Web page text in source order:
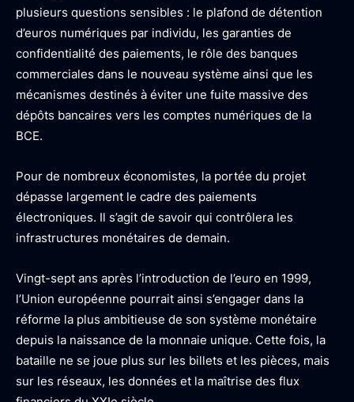
plusieurs questions sensibles : le plafond de détention
d’euros numériques par individu, les garanties de
confidentialité des paiements, le rôle des banques
commerciales dans le nouveau système ainsi que les
mécanismes destinés à éviter une fuite massive des
dépôts bancaires vers les comptes numériques de la
BCE.
Pour de nombreux économistes, la portée du projet
dépasse largement le cadre des paiements
électroniques. Il s’agit de savoir qui contrôlera les
infrastructures monétaires de demain.
Vingt-sept ans après l’introduction de l’euro en 1999,
l’Union européenne pourrait ainsi s’engager dans la
réforme la plus ambitieuse de son système monétaire
depuis la naissance de la monnaie unique. Cette fois, la
bataille ne se joue plus sur les billets et les pièces, mais
sur les réseaux, les données et la maîtrise des flux